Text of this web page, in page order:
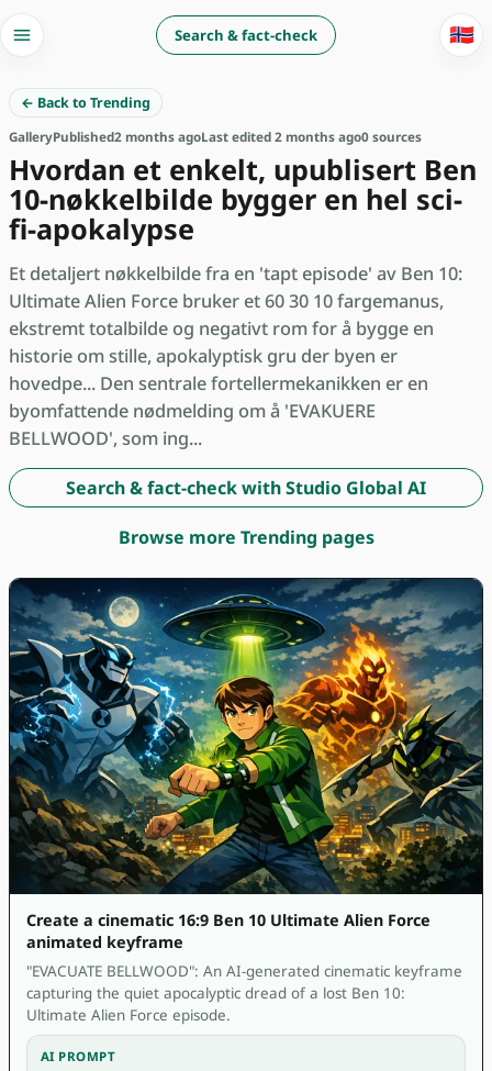
Search & fact-check 🇳🇴
← Back to Trending
GalleryPublished2 months agoLast edited 2 months ago0 sources
Hvordan et enkelt, upublisert Ben
10-nøkkelbilde bygger en hel sci-
fi-apokalypse
Et detaljert nøkkelbilde fra en 'tapt episode' av Ben 10:
Ultimate Alien Force bruker et 60 30 10 fargemanus,
ekstremt totalbilde og negativt rom for å bygge en
historie om stille, apokalyptisk gru der byen er
hovedpe... Den sentrale fortellermekanikken er en
byomfattende nødmelding om å 'EVAKUERE
BELLWOOD', som ing...
Search & fact-check with Studio Global AI
Browse more Trending pages
Create a cinematic 16:9 Ben 10 Ultimate Alien Force
animated keyframe
"EVACUATE BELLWOOD": An AI-generated cinematic keyframe
capturing the quiet apocalyptic dread of a lost Ben 10:
Ultimate Alien Force episode.
AI PROMPT